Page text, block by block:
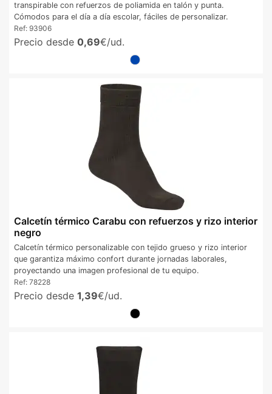
transpirable con refuerzos de poliamida en talón y punta.
Cómodos para el día a día escolar, fáciles de personalizar.
Ref: 93906
Precio desde 0,69€/ud.
Calcetín térmico Carabu con refuerzos y rizo interior
negro
Calcetín térmico personalizable con tejido grueso y rizo interior
que garantiza máximo confort durante jornadas laborales,
proyectando una imagen profesional de tu equipo.
Ref: 78228
Precio desde 1,39€/ud.